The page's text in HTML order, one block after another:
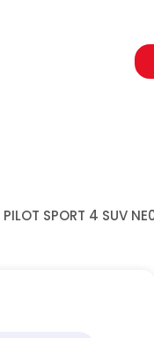
PILOT SPORT 4 SUV